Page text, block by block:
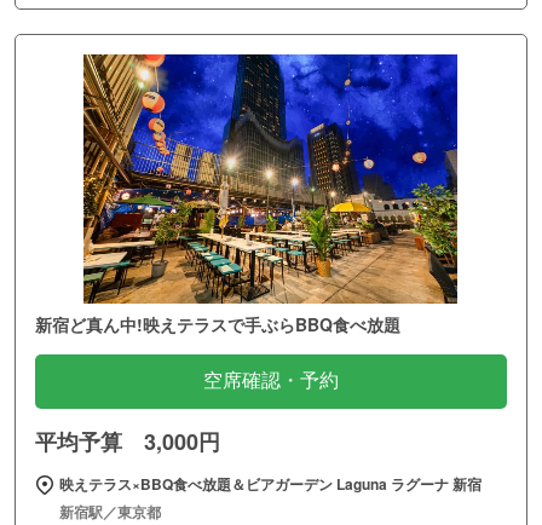
新宿ど真ん中!映えテラスで手ぶらBBQ食べ放題
空席確認・予約
平均予算 3,000円
映えテラス×BBQ食べ放題＆ビアガーデン Laguna ラグーナ 新宿
新宿駅／東京都